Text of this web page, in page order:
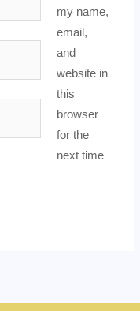
my name,
email,
and
website in
this
browser
for the
next time